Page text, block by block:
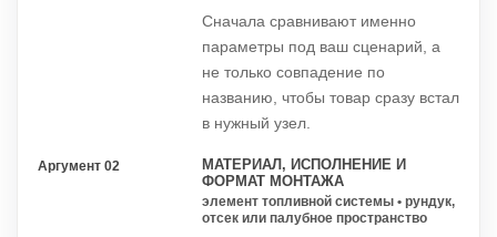
Сначала сравнивают именно
параметры под ваш сценарий, а
не только совпадение по
названию, чтобы товар сразу встал
в нужный узел.
Аргумент 02
МАТЕРИАЛ, ИСПОЛНЕНИЕ И
ФОРМАТ МОНТАЖА
элемент топливной системы • рундук,
отсек или палубное пространство